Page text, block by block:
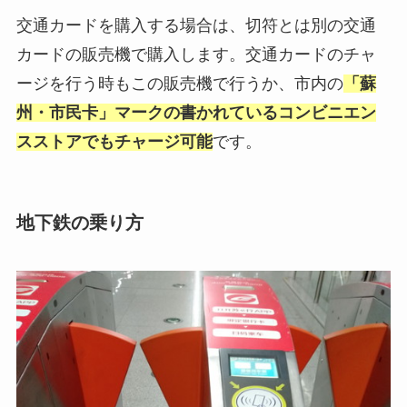
交通カードを購入する場合は、切符とは別の交通
カードの販売機で購入します。交通カードのチャ
ージを行う時もこの販売機で行うか、市内の「蘇
州・市民卡」マークの書かれているコンビニエン
スストアでもチャージ可能です。
地下鉄の乗り方